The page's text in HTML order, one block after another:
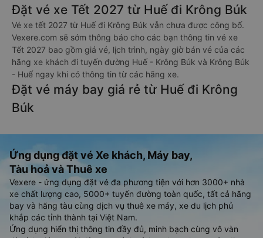
Đặt vé xe Tết 2027 từ Huế đi Krông Búk
Vé xe tết 2027 từ Huế đi Krông Búk vẫn chưa được công bố.
Vexere.com sẽ sớm thông báo cho các bạn thông tin vé xe
Tết 2027 bao gồm giá vé, lịch trình, ngày giờ bán vé của các
hãng xe khách đi tuyến đường Huế - Krông Búk và Krông Búk
- Huế ngay khi có thông tin từ các hãng xe.
Đặt vé máy bay giá rẻ từ Huế đi Krông
Búk
Ứng dụng đặt vé Xe khách, Máy bay,
Tàu hoả và Thuê xe
Vexere - ứng dụng đặt vé đa phương tiện với hơn 3000+ nhà
xe chất lượng cao, 5000+ tuyến đường toàn quốc, tất cả hãng
bay và hãng tàu cùng dịch vụ thuê xe máy, xe du lịch phủ
khắp các tỉnh thành tại Việt Nam.
Ứng dụng hiển thị thông tin đầy đủ, minh bạch cùng vô vàn